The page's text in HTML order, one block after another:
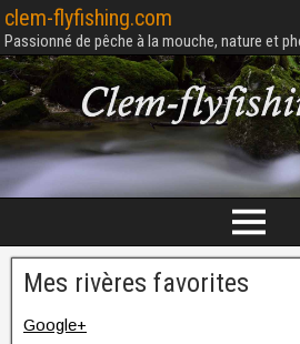
clem-flyfishing.com
Passionné de pêche à la mouche, nature et
Mes rivères favorites
Google+